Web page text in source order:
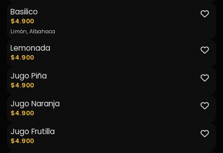
Basilico
$4.900
Limón, Albahaca
Lemonada
$4.900
Jugo Piña
$4.900
Jugo Naranja
$4.900
Jugo Frutilla
$4.900